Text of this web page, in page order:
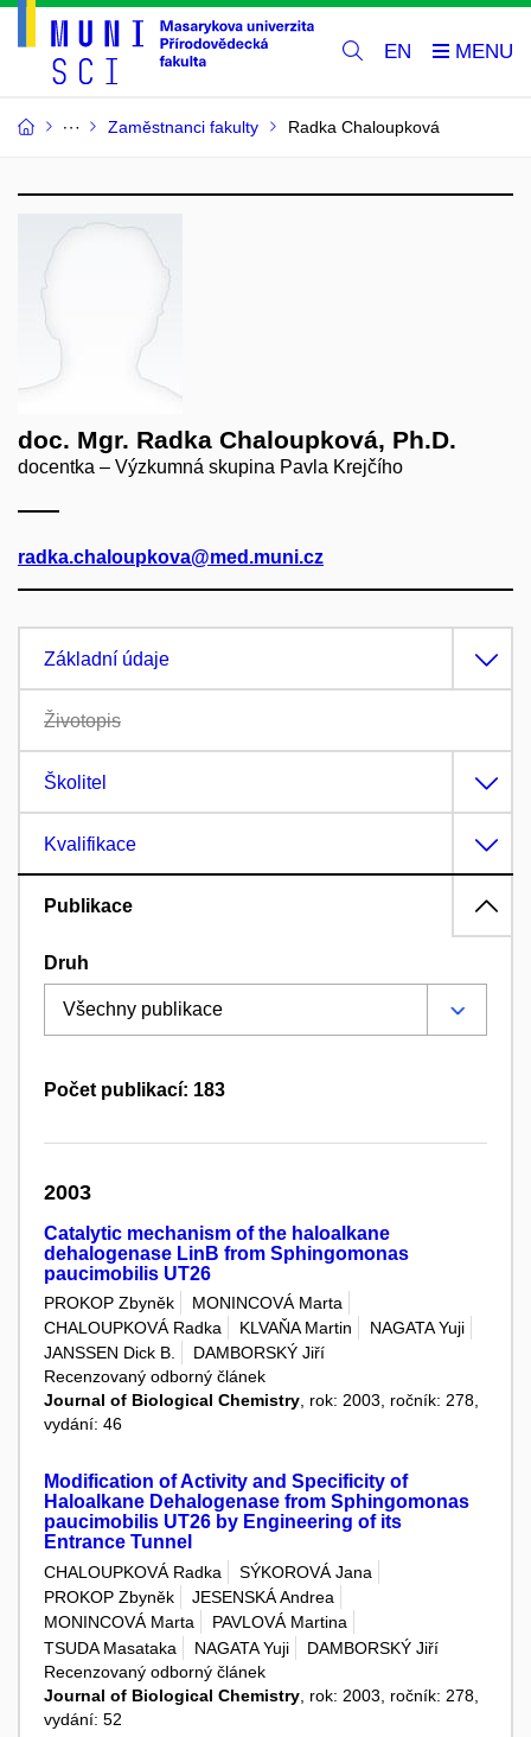
EN
Zaměstnanci fakulty Radka Chaloupková
doc. Mgr. Radka Chaloupková, Ph.D.
docentka – Výzkumná skupina Pavla Krejčího
radka.chaloupkova@med.muni.cz
Základní údaje
Životopis
Školitel
Kvalifikace
Publikace
Druh
Počet publikací: 183
2003
Catalytic mechanism of the haloalkane
dehalogenase LinB from Sphingomonas
paucimobilis UT26
PROKOP Zbyněk
MONINCOVÁ Marta
CHALOUPKOVÁ Radka
KLVAŇA Martin
NAGATA Yuji
JANSSEN Dick B.
DAMBORSKÝ Jiří
Recenzovaný odborný článek
Journal of Biological Chemistry, rok: 2003, ročník: 278,
vydání: 46
Modification of Activity and Specificity of
Haloalkane Dehalogenase from Sphingomonas
paucimobilis UT26 by Engineering of its
Entrance Tunnel
CHALOUPKOVÁ Radka
SÝKOROVÁ Jana
PROKOP Zbyněk
JESENSKÁ Andrea
MONINCOVÁ Marta
PAVLOVÁ Martina
TSUDA Masataka
NAGATA Yuji
DAMBORSKÝ Jiří
Recenzovaný odborný článek
Journal of Biological Chemistry , rok: 2003, ročník: 278,
vydání: 52